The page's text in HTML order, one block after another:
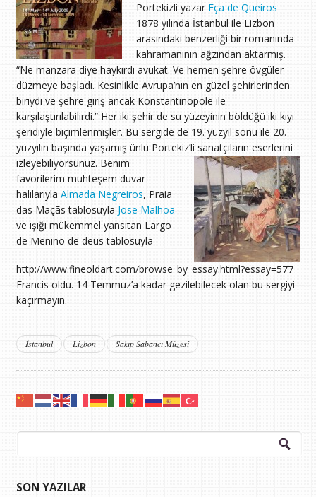
Portekizli yazar Eça de Queiros
1878 yılında İstanbul ile Lizbon
arasındaki benzerliği bir romanında
kahramanının ağzından aktarmış.
“Ne manzara diye haykırdı avukat. Ve hemen şehre övgüler
düzmeye başladı. Kesinlikle Avrupa’nın en güzel şehirlerinden
biriydi ve şehre giriş ancak Konstantinopole ile
karşılaştırılabilirdi.” Her iki şehir de su yüzeyinin böldüğü iki kıyı
şeridiyle biçimlenmişler. Bu sergide de 19. yüzyıl sonu ile 20.
yüzyılın başında yaşamış ünlü Portekiz’li sanatçıların eserlerini
izleyebiliyorsunuz. Benim
favorilerim muhteşem duvar
halılarıyla Almada Negreiros, Praia
das Maçãs tablosuyla Jose Malhoa
ve ışığı mükemmel yansıtan Largo
de Menino de deus tablosuyla
http://www.fineoldart.com/browse_by_essay.html?essay=577
Francis oldu. 14 Temmuz’a kadar gezilebilecek olan bu sergiyi
kaçırmayın.
İstanbul Lizbon Sakıp Sabancı Müzesi
Arama:
SON YAZILAR